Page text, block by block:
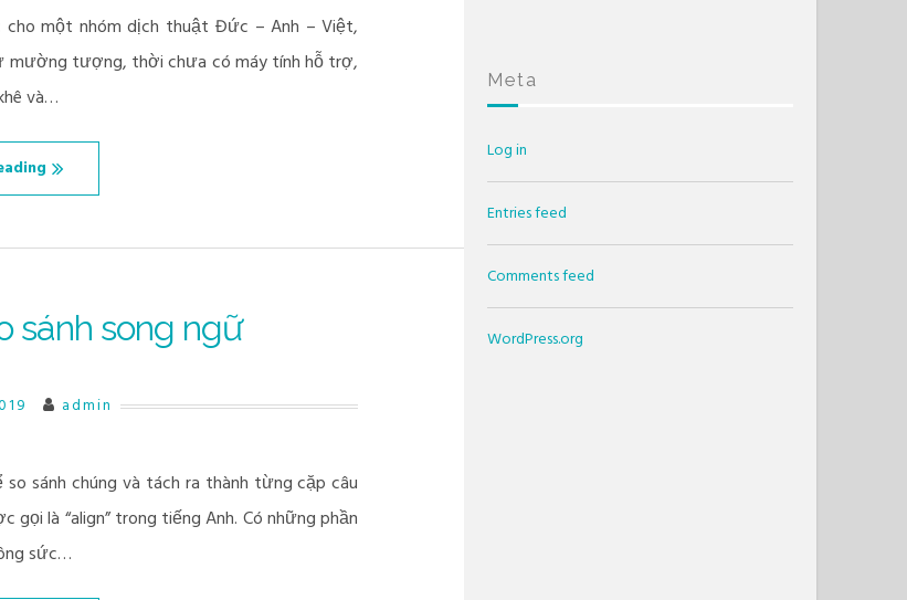
một nhóm dịch thuật Đức – Anh – Việt,
mường tượng, thời chưa có máy tính hỗ trợ,
và…
sánh song ngữ
admin
sánh chúng và tách ra thành từng cặp câu
là “align” trong tiếng Anh. Có những phần
sức…
Meta
Log in
Entries feed
Comments feed
WordPress.org